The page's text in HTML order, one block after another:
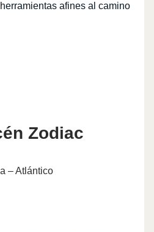
afines al camino
Zodiac
– Atlántico